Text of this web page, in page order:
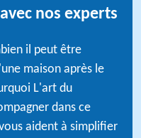
nos experts
il peut être
maison après le
L'art du
dans ce
aident à simplifier